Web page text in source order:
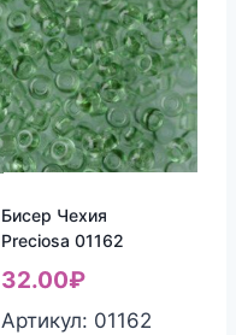
Бисер Чехия
Preciosa 01162
32.00₽
Артикул: 01162